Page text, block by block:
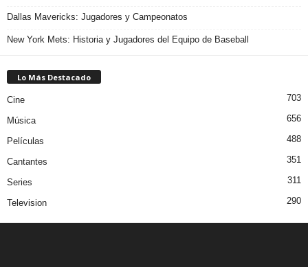
Dallas Mavericks: Jugadores y Campeonatos
New York Mets: Historia y Jugadores del Equipo de Baseball
Lo Más Destacado
Cine 703
Música 656
Películas 488
Cantantes 351
Series 311
Television 290